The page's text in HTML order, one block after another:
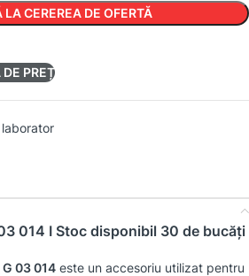
LA CEREREA DE OFERTĂ
PREȚ
014 I Stoc disponibil 30 de bucăți
G 03 014 este un accesoriu utilizat pentru